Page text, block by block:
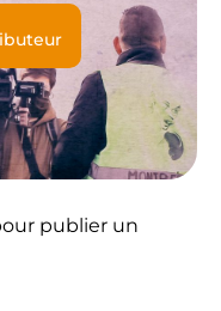
publier un